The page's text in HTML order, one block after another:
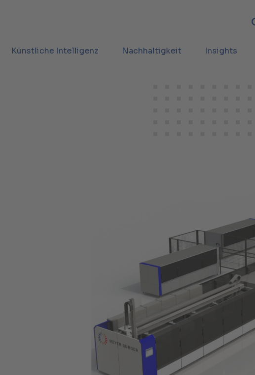
Künstliche Intelligenz Nachhaltigkeit Insights